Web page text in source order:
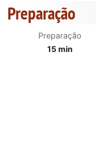
Preparação
Preparação
15 min